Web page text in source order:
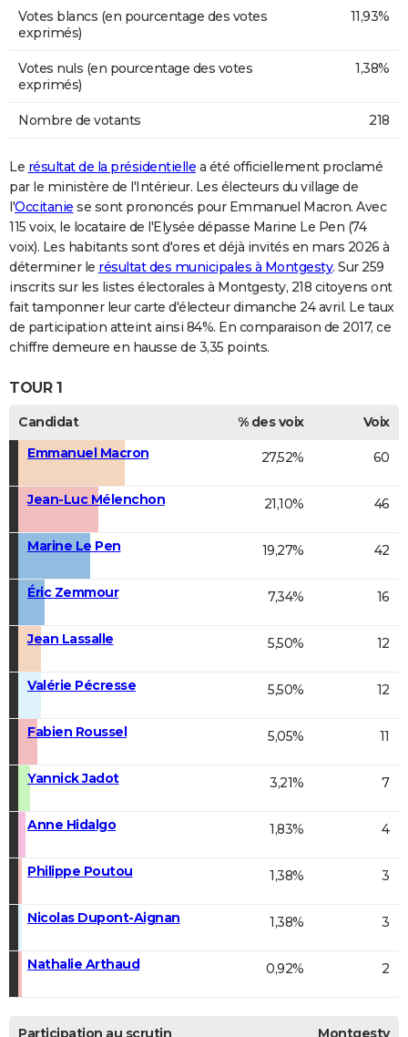
Votes blancs (en pourcentage des votes
exprimés)
11,93%
Votes nuls (en pourcentage des votes
exprimés)
1,38%
Nombre de votants 218
Le résultat de la présidentielle a été officiellement proclamé
par le ministère de l'Intérieur. Les électeurs du village de
l'Occitanie se sont prononcés pour Emmanuel Macron. Avec
115 voix, le locataire de l'Elysée dépasse Marine Le Pen (74
voix). Les habitants sont d'ores et déjà invités en mars 2026 à
déterminer le résultat des municipales à Montgesty. Sur 259
inscrits sur les listes électorales à Montgesty, 218 citoyens ont
fait tamponner leur carte d'électeur dimanche 24 avril. Le taux
de participation atteint ainsi 84%. En comparaison de 2017, ce
chiffre demeure en hausse de 3,35 points.
TOUR 1
Candidat % des voix
Voix
Emmanuel Macron
27,52% 60
Jean-Luc Mélenchon 21,10% 46
Marine Le Pen 19,27% 42
Éric Zemmour 7,34% 16
Jean Lassalle 5,50% 12
Valérie Pécresse 5,50% 12
Fabien Roussel 5,05% 11
Yannick Jadot 3,21% 7
Anne Hidalgo 1,83% 4
Philippe Poutou 1,38% 3
Nicolas Dupont-Aignan 1,38% 3
Nathalie Arthaud 0,92% 2
Participation au scrutin Montgesty